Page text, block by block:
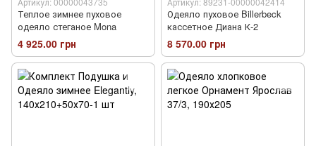
Теплое зимнее пуховое
одеяло стеганое Mona
4 925.00 грн
Одеяло пуховое Billerbeck
кассетное Диана К-2
8 570.00 грн